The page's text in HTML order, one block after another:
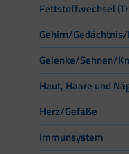
Fettstoffwechsel
Gehirn/
Gelenke/Sehnen/
Haut, Haare und
Herz/Gefäße
Immunsystem